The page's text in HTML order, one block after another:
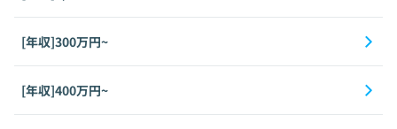
[年収]300万円~
[年収]400万円~